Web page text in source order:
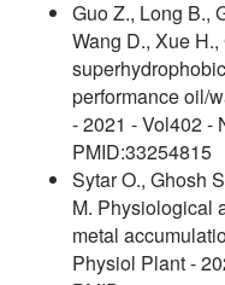
Guo Z., Long B.,
Wang D., Xue
performance oil/
- 2021 - Vol402 -
PMID:33254815
Sytar O., Ghosh
M. Physiological
metal
Physiol Plant -